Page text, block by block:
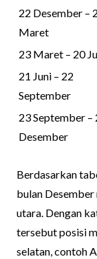
22 Desember –
Maret
23 Maret – 20
21 Juni – 22
September
23 September –
Desember
Berdasarkan
bulan
utara. Dengan
tersebut posisi
selatan, contoh